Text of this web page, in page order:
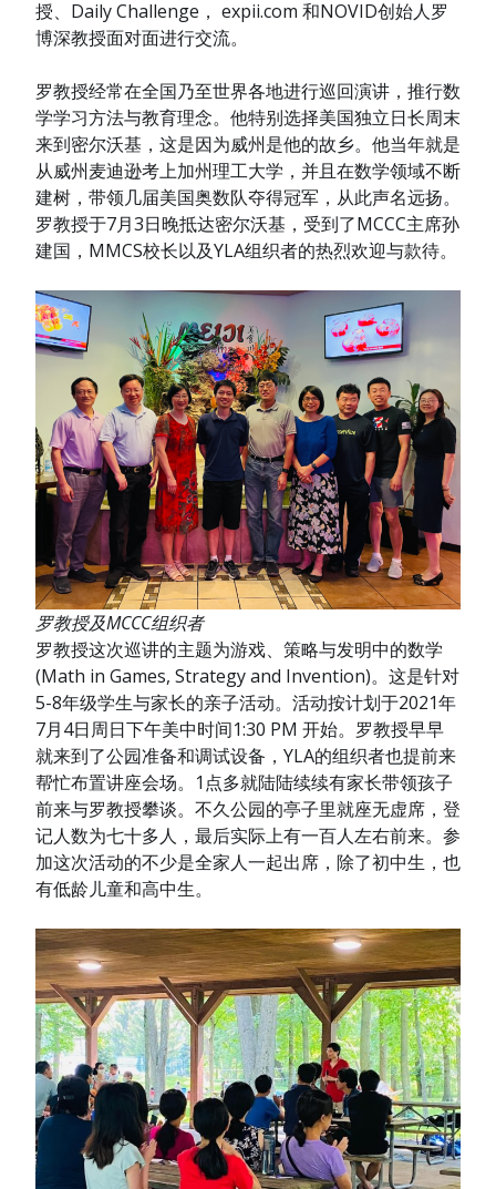
授、Daily Challenge， expii.com 和NOVID创始人罗
博深教授面对面进行交流。
罗教授经常在全国乃至世界各地进行巡回演讲，推行数
学学习方法与教育理念。他特别选择美国独立日长周末
来到密尔沃基，这是因为威州是他的故乡。他当年就是
从威州麦迪逊考上加州理工大学，并且在数学领域不断
建树，带领几届美国奥数队夺得冠军，从此声名远扬。
罗教授于7月3日晚抵达密尔沃基，受到了MCCC主席孙
建国，MMCS校长以及YLA组织者的热烈欢迎与款待。
罗教授及MCCC组织者
罗教授这次巡讲的主题为游戏、策略与发明中的数学
(Math in Games, Strategy and Invention)。这是针对
5-8年级学生与家长的亲子活动。活动按计划于2021年
7月4日周日下午美中时间1:30 PM 开始。罗教授早早
就来到了公园准备和调试设备，YLA的组织者也提前来
帮忙布置讲座会场。1点多就陆陆续续有家长带领孩子
前来与罗教授攀谈。不久公园的亭子里就座无虚席，登
记人数为七十多人，最后实际上有一百人左右前来。参
加这次活动的不少是全家人一起出席，除了初中生，也
有低龄儿童和高中生。